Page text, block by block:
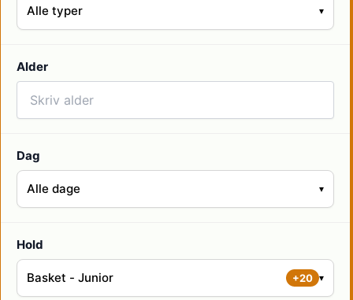
Alle typer
Alder
Dag
Alle dage
Hold
Basket - Junior +20